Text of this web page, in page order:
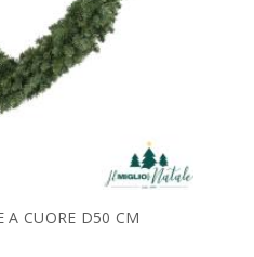
A CUORE D50 CM